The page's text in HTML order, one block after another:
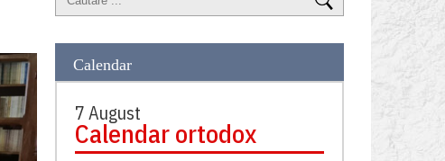
Calendar
7 August
Calendar ortodox